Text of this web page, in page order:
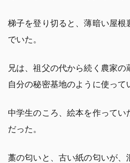
梯子を登り切ると、薄暗い屋根
でいた。
兄は、祖父の代から続く農家の
自分の秘密基地のように使って
中学生のころ、絵本を作ってい
だった。
藁の匂いと、古い紙の匂いが、